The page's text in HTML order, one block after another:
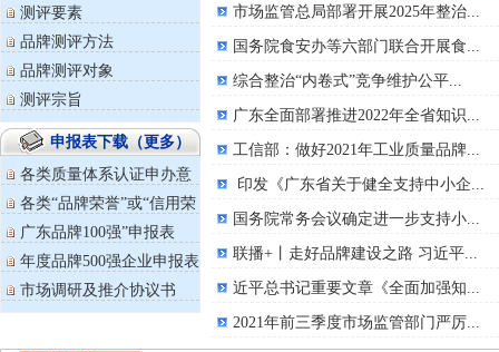
测评要素
品牌测评方法
品牌测评对象
测评宗旨
申报表下载（更多）
各类质量体系认证申办意
向回执表
各类“品牌荣誉”或“信用荣
誉”...
广东品牌100强”申报表
年度品牌500强企业申报表
市场调研及推介协议书
市场监管总局部署开展2025年整治...
国务院食安办等六部门联合开展食...
综合整治“内卷式”竞争维护公平...
广东全面部署推进2022年全省知识...
工信部：做好2021年工业质量品牌...
印发《广东省关于健全支持中小企...
国务院常务会议确定进一步支持小...
联播+丨走好品牌建设之路 习近平...
近平总书记重要文章《全面加强知...
2021年前三季度市场监管部门严厉...